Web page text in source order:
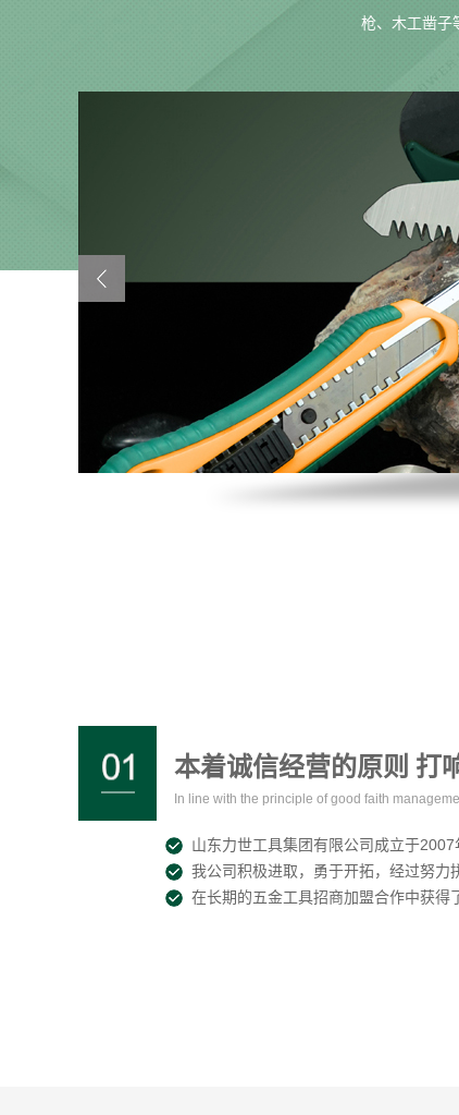
枪、木工凿子
本着诚信经营的原则 打
In line with the principle of good faith
山东力世工具集团有限公司成立于2007
我公司积极进取，勇于开拓，经过努力
在长期的五金工具招商加盟合作中获得